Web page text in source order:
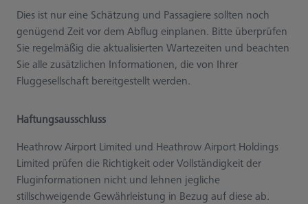
Dies ist nur eine Schätzung und Passagiere sollten noch
genügend Zeit vor dem Abflug einplanen. Bitte überprüfen
Sie regelmäßig die aktualisierten Wartezeiten und beachten
Sie alle zusätzlichen Informationen, die von Ihrer
Fluggesellschaft bereitgestellt werden.
Haftungsausschluss
Heathrow Airport Limited und Heathrow Airport Holdings
Limited prüfen die Richtigkeit oder Vollständigkeit der
Fluginformationen nicht und lehnen jegliche
stillschweigende Gewährleistung in Bezug auf diese ab.